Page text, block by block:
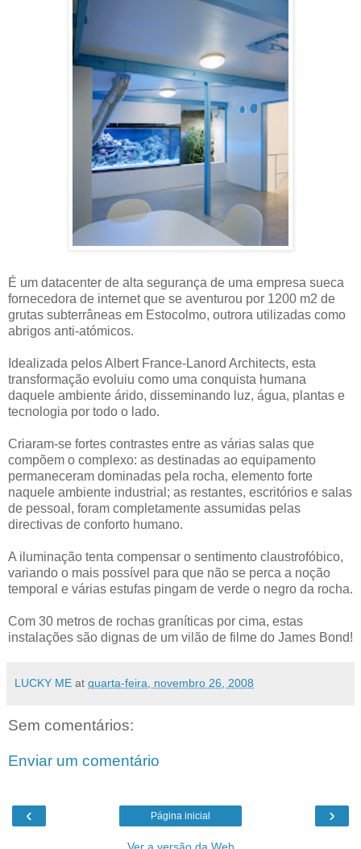
É um datacenter de alta segurança de uma empresa sueca
fornecedora de internet que se aventurou por 1200 m2 de
grutas subterrâneas em Estocolmo, outrora utilizadas como
abrigos anti-atómicos.
Idealizada pelos Albert France-Lanord Architects, esta
transformação evoluiu como uma conquista humana
daquele ambiente árido, disseminando luz, água, plantas e
tecnologia por todo o lado.
Criaram-se fortes contrastes entre as várias salas que
compõem o complexo: as destinadas ao equipamento
permaneceram dominadas pela rocha, elemento forte
naquele ambiente industrial; as restantes, escritórios e salas
de pessoal, foram completamente assumidas pelas
directivas de conforto humano.
A iluminação tenta compensar o sentimento claustrofóbico,
variando o mais possível para que não se perca a noção
temporal e várias estufas pingam de verde o negro da rocha.
Com 30 metros de rochas graníticas por cima, estas
instalações são dignas de um vilão de filme do James Bond!
LUCKY ME at quarta-feira, novembro 26, 2008
Sem comentários:
Enviar um comentário
‹ ›
Página inicial